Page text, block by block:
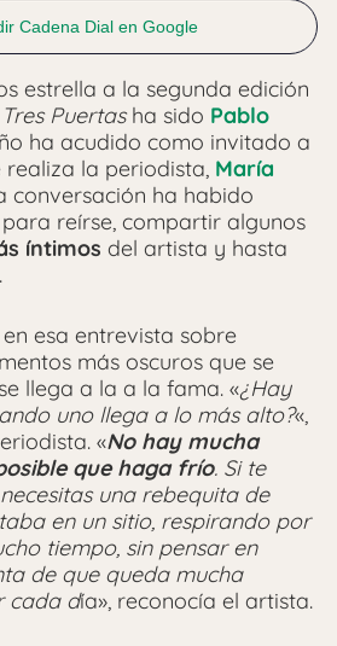
Cadena Dial en Google
estrella a la segunda edición
Puertasha sido Pablo
ha acudido como invitado a
realiza la periodista, María
conversación ha habido
reírse, compartir algunos
íntimos del artista y hasta
esa entrevista sobre
más oscuros que se
llega a la a la fama. «¿Hay
uno llega a lo más alto?«,
«No hay mucha
que haga frío. Si te
una rebequita de
en un sitio, respirando por
tiempo, sin pensar en
de que queda mucha
cada día», reconocía el artista.